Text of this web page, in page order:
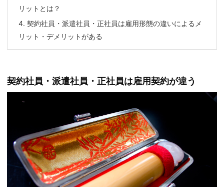
リットとは？
4. 契約社員・派遣社員・正社員は雇用形態の違いによるメ
リット・デメリットがある
契約社員・派遣社員・正社員は雇用契約が違う